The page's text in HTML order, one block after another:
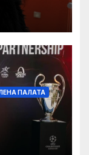
ПАЛАТА